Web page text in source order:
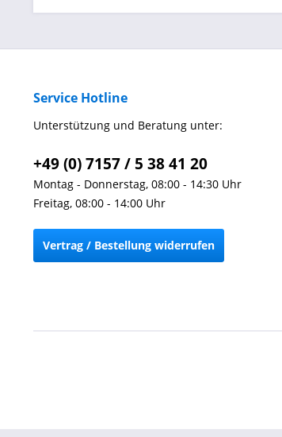
Service Hotline
Unterstützung und Beratung unter:
+49 (0) 7157 / 5 38 41 20
Montag - Donnerstag, 08:00 - 14:30 Uhr
Freitag, 08:00 - 14:00 Uhr
Vertrag / Bestellung widerrufen